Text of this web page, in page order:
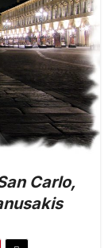
Carlo,